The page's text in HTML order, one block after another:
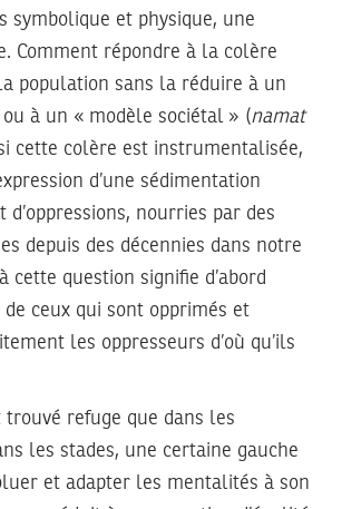
symbolique et physique, une
Comment répondre à la colère
population sans la réduire à un
à un « modèle sociétal » (namat
cette colère est instrumentalisée,
d’une sédimentation
d’oppressions, nourries par des
depuis des décennies dans notre
cette question signifie d’abord
ceux qui sont opprimés et
les oppresseurs d’où qu’ils
trouvé refuge que dans les
les stades, une certaine gauche
et adapter les mentalités à son